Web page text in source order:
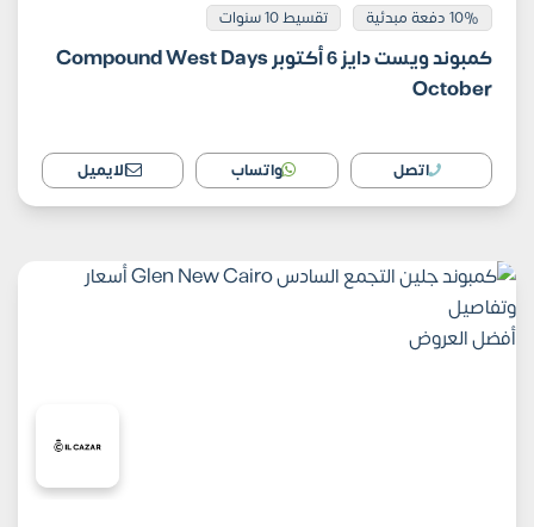
10% دفعة مبدئية تقسيط 10 سنوات
كمبوند ويست دايز 6 أكتوبر Compound West Days
October
اتصل واتساب الايميل
أفضل العروض